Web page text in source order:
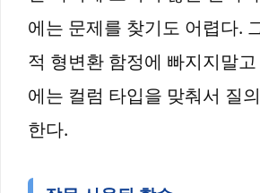
에는 문제를 찾기도 어렵다.
적 형변환 함정에 빠지지말
에는 컬럼 타입을 맞춰서 질
한다.